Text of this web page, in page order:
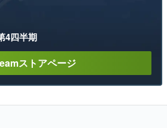
4四半期
ストアページ